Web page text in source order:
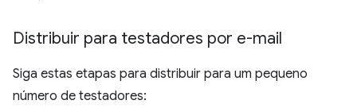
Distribuir para testadores por e-mail
Siga estas etapas para distribuir para um pequeno
número de testadores: